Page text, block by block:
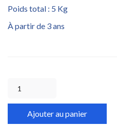
Poids total : 5 Kg
À partir de 3 ans
Ajouter au panier